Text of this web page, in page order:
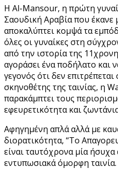
Η Al-Mansour, η πρώτη
Σαουδική Αραβία που έκανε
αποκαλύπτει κομψά τα
όλες οι γυναίκες στη
από την ιστορία της
αγοράσει ένα ποδήλατο και
γεγονός ότι δεν
σκηνοθέτης της ταινίας, η
παρακάμπτει τους
εφευρετικότητα και
Αφηγημένη απλά αλλά με
διορατικότητα, “Το
είναι ταυτόχρονα μία ήσυχα
εντυπωσιακά όμορφη ταινία.